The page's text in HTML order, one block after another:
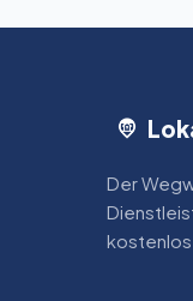
Der
kostenlos